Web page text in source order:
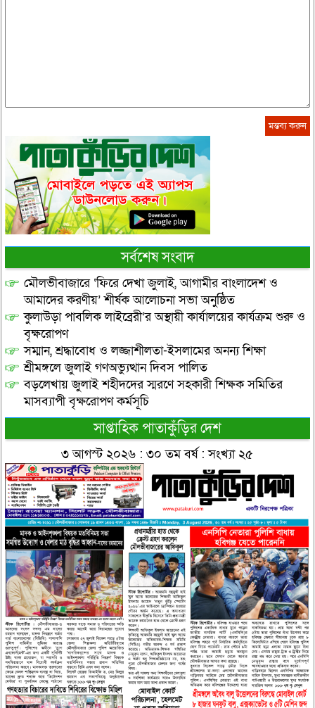
সর্বশেষ সংবাদ
মৌলভীবাজারে ‘ফিরে দেখা জুলাই, আগামীর বাংলাদেশ ও
আমাদের করণীয়’ শীর্ষক আলোচনা সভা অনুষ্ঠিত
কুলাউড়া পাবলিক লাইব্রেরী’র অস্থায়ী কার্যালয়ের কার্যক্রম শুরু ও
বৃক্ষরোপণ
সম্মান, শ্রদ্ধাবোধ ও লজ্জাশীলতা-ইসলামের অনন্য শিক্ষা
শ্রীমঙ্গলে জুলাই গণঅভ্যুত্থান দিবস পালিত
বড়লেখায় জুলাই শহীদদের স্মরণে সহকারী শিক্ষক সমিতির
মাসব্যাপী বৃক্ষরোপণ কর্মসূচি
সাপ্তাহিক পাতাকুঁড়ির দেশ
৩ আগস্ট ২০২৬ : ৩০ তম বর্ষ : সংখ্যা ২৫